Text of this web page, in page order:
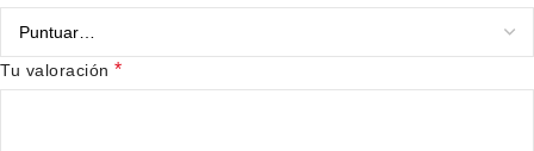
Tu valoración *